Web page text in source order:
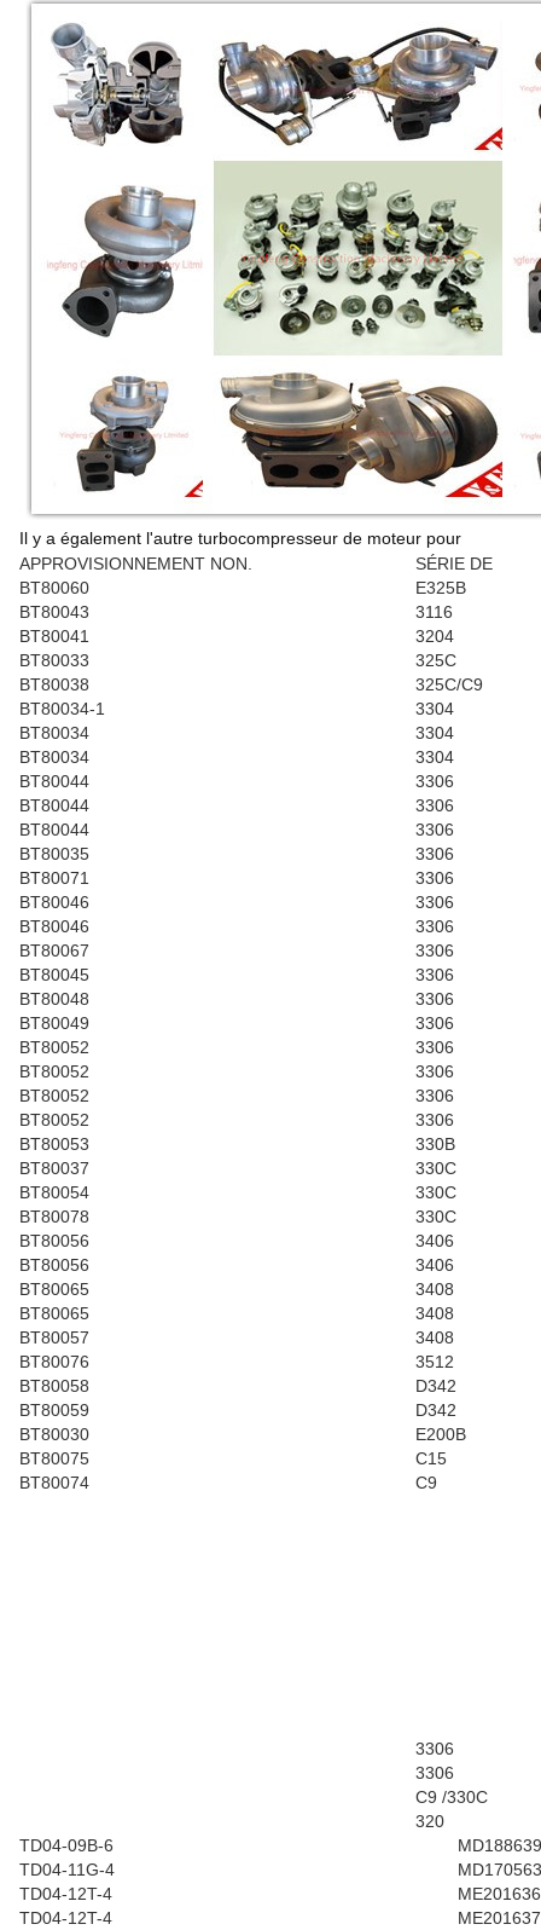
Il y a également l'autre turbocompresseur de moteur pour
APPROVISIONNEMENT NON.
SÉRIE DE
BT80060
E325B
BT80043
3116
BT80041
3204
BT80033
325C
BT80038
325C/C9
BT80034-1
3304
BT80034
3304
BT80034
3304
BT80044
3306
BT80044
3306
BT80044
3306
BT80035
3306
BT80071
3306
BT80046
3306
BT80046
3306
BT80067
3306
BT80045
3306
BT80048
3306
BT80049
3306
BT80052
3306
BT80052
3306
BT80052
3306
BT80052
3306
BT80053
330B
BT80037
330C
BT80054
330C
BT80078
330C
BT80056
3406
BT80056
3406
BT80065
3408
BT80065
3408
BT80057
3408
BT80076
3512
BT80058
D342
BT80059
D342
BT80030
E200B
BT80075
C15
BT80074
C9
3306
3306
C9 /330C
320
TD04-09B-6
MD188639
TD04-11G-4
MD170563
TD04-12T-4
ME201636
TD04-12T-4
ME201637